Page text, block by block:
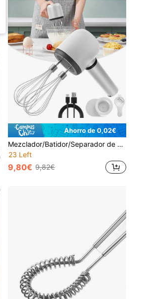
Ahorro de 0,02€
Mezclador/Batidor/Separador de claras de huevo/Agitador de café multifuncional de doble cabezal, adecuado para huevos, harina, café, leche, avena, suministros de repostería, capacidad de batería de 1200mAh, recargable por USB, eléctrico de 3 velocidades
23 Left
9,80€ 9,82€